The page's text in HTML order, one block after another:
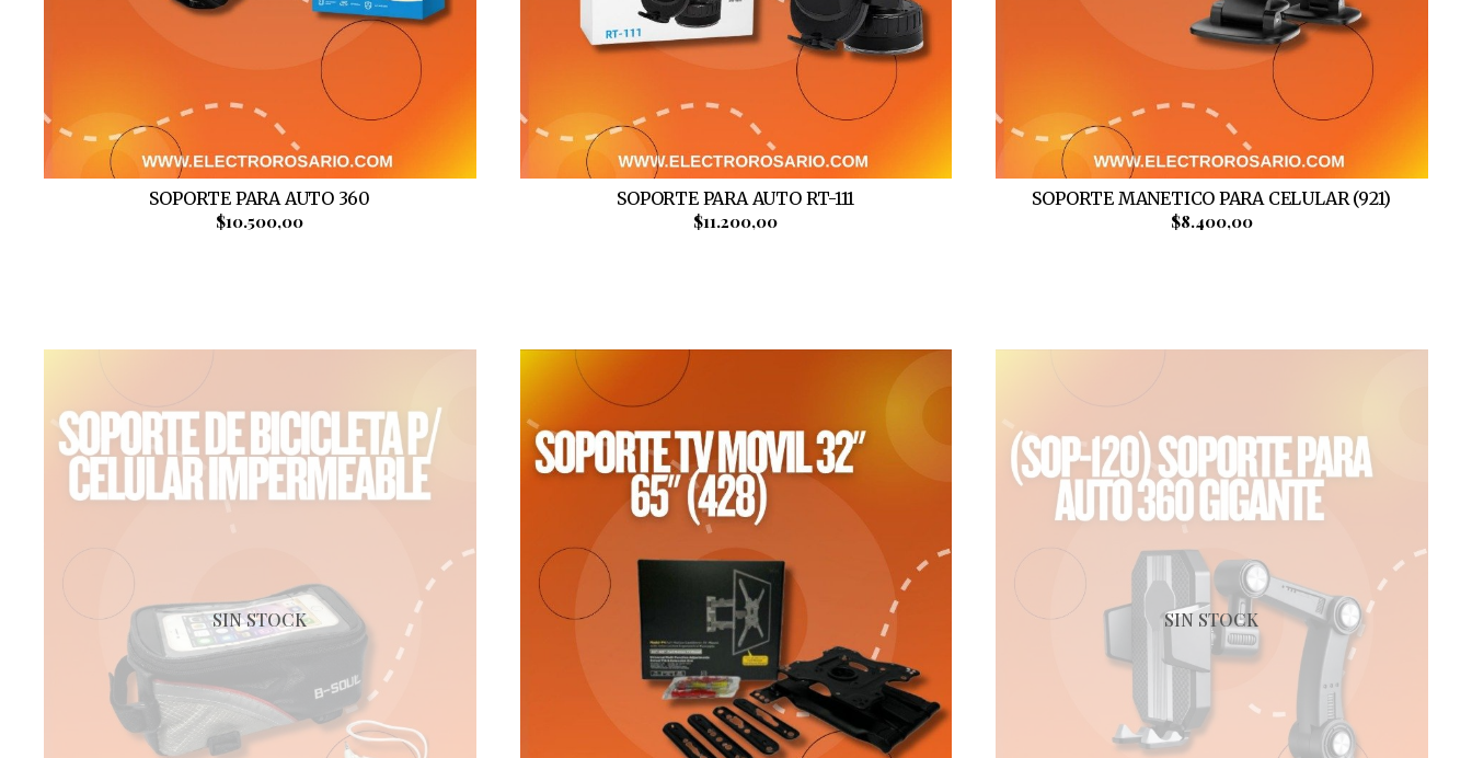
SOPORTE PARA AUTO 360
$10.500,00
SOPORTE PARA AUTO RT-111
$11.200,00
SOPORTE MANETICO PARA CELULAR (921)
$8.400,00
SIN STOCK SIN STOCK